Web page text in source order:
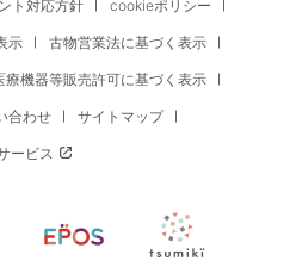
ト対応方針 cookieポリシー
示 古物営業法に基づく表示
療機器等販売許可に基づく表示
合わせ サイトマップ
ービス